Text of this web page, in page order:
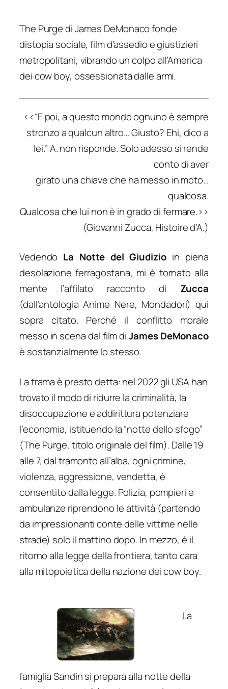
The Purgedi James DeMonaco fonde
distopia sociale, film d’assedio e giustizieri
metropolitani, vibrando un colpo all’America
dei cow boy, ossessionata dalle armi.
<<“E poi, a questo mondo ognuno è sempre
stronzo a qualcun altro… Giusto? Ehi, dico a
lei.” A. non risponde. Solo adesso si rende
conto di aver
girato una chiave che ha messo in moto…
qualcosa.
Qualcosa che lui non è in grado di fermare.>>
(Giovanni Zucca, Histoire d’A.)
Vedendo La Notte del Giudizioin piena
desolazione ferragostana, mi è tornato alla
mente l’affilato racconto di Zucca
(dall’antologiaAnime Nere, Mondadori) qui
sopra citato. Perché il conflitto morale
messo in scena dal film diJames DeMonaco
è sostanzialmente lo stesso.
La trama è presto detta: nel 2022 gli USA han
trovato il modo di ridurre la criminalità, la
disoccupazione e addirittura potenziare
l’economia, istituendo la “notte dello sfogo”
(The Purge, titolo originale del film). Dalle 19
alle 7,dal tramonto all’alba, ogni crimine,
violenza, aggressione, vendetta, è
consentito dalla legge. Polizia, pompieri e
ambulanze riprendono le attività (partendo
da impressionanti conte delle vittime nelle
strade) solo il mattino dopo. In mezzo, è il
ritorno alla legge della frontiera, tanto cara
alla mitopoietica della nazione dei cow boy.
La
famiglia Sandin si prepara alla notte della